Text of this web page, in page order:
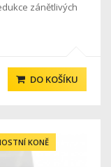
zánětlivých
DO KOŠÍKU
KONĚ